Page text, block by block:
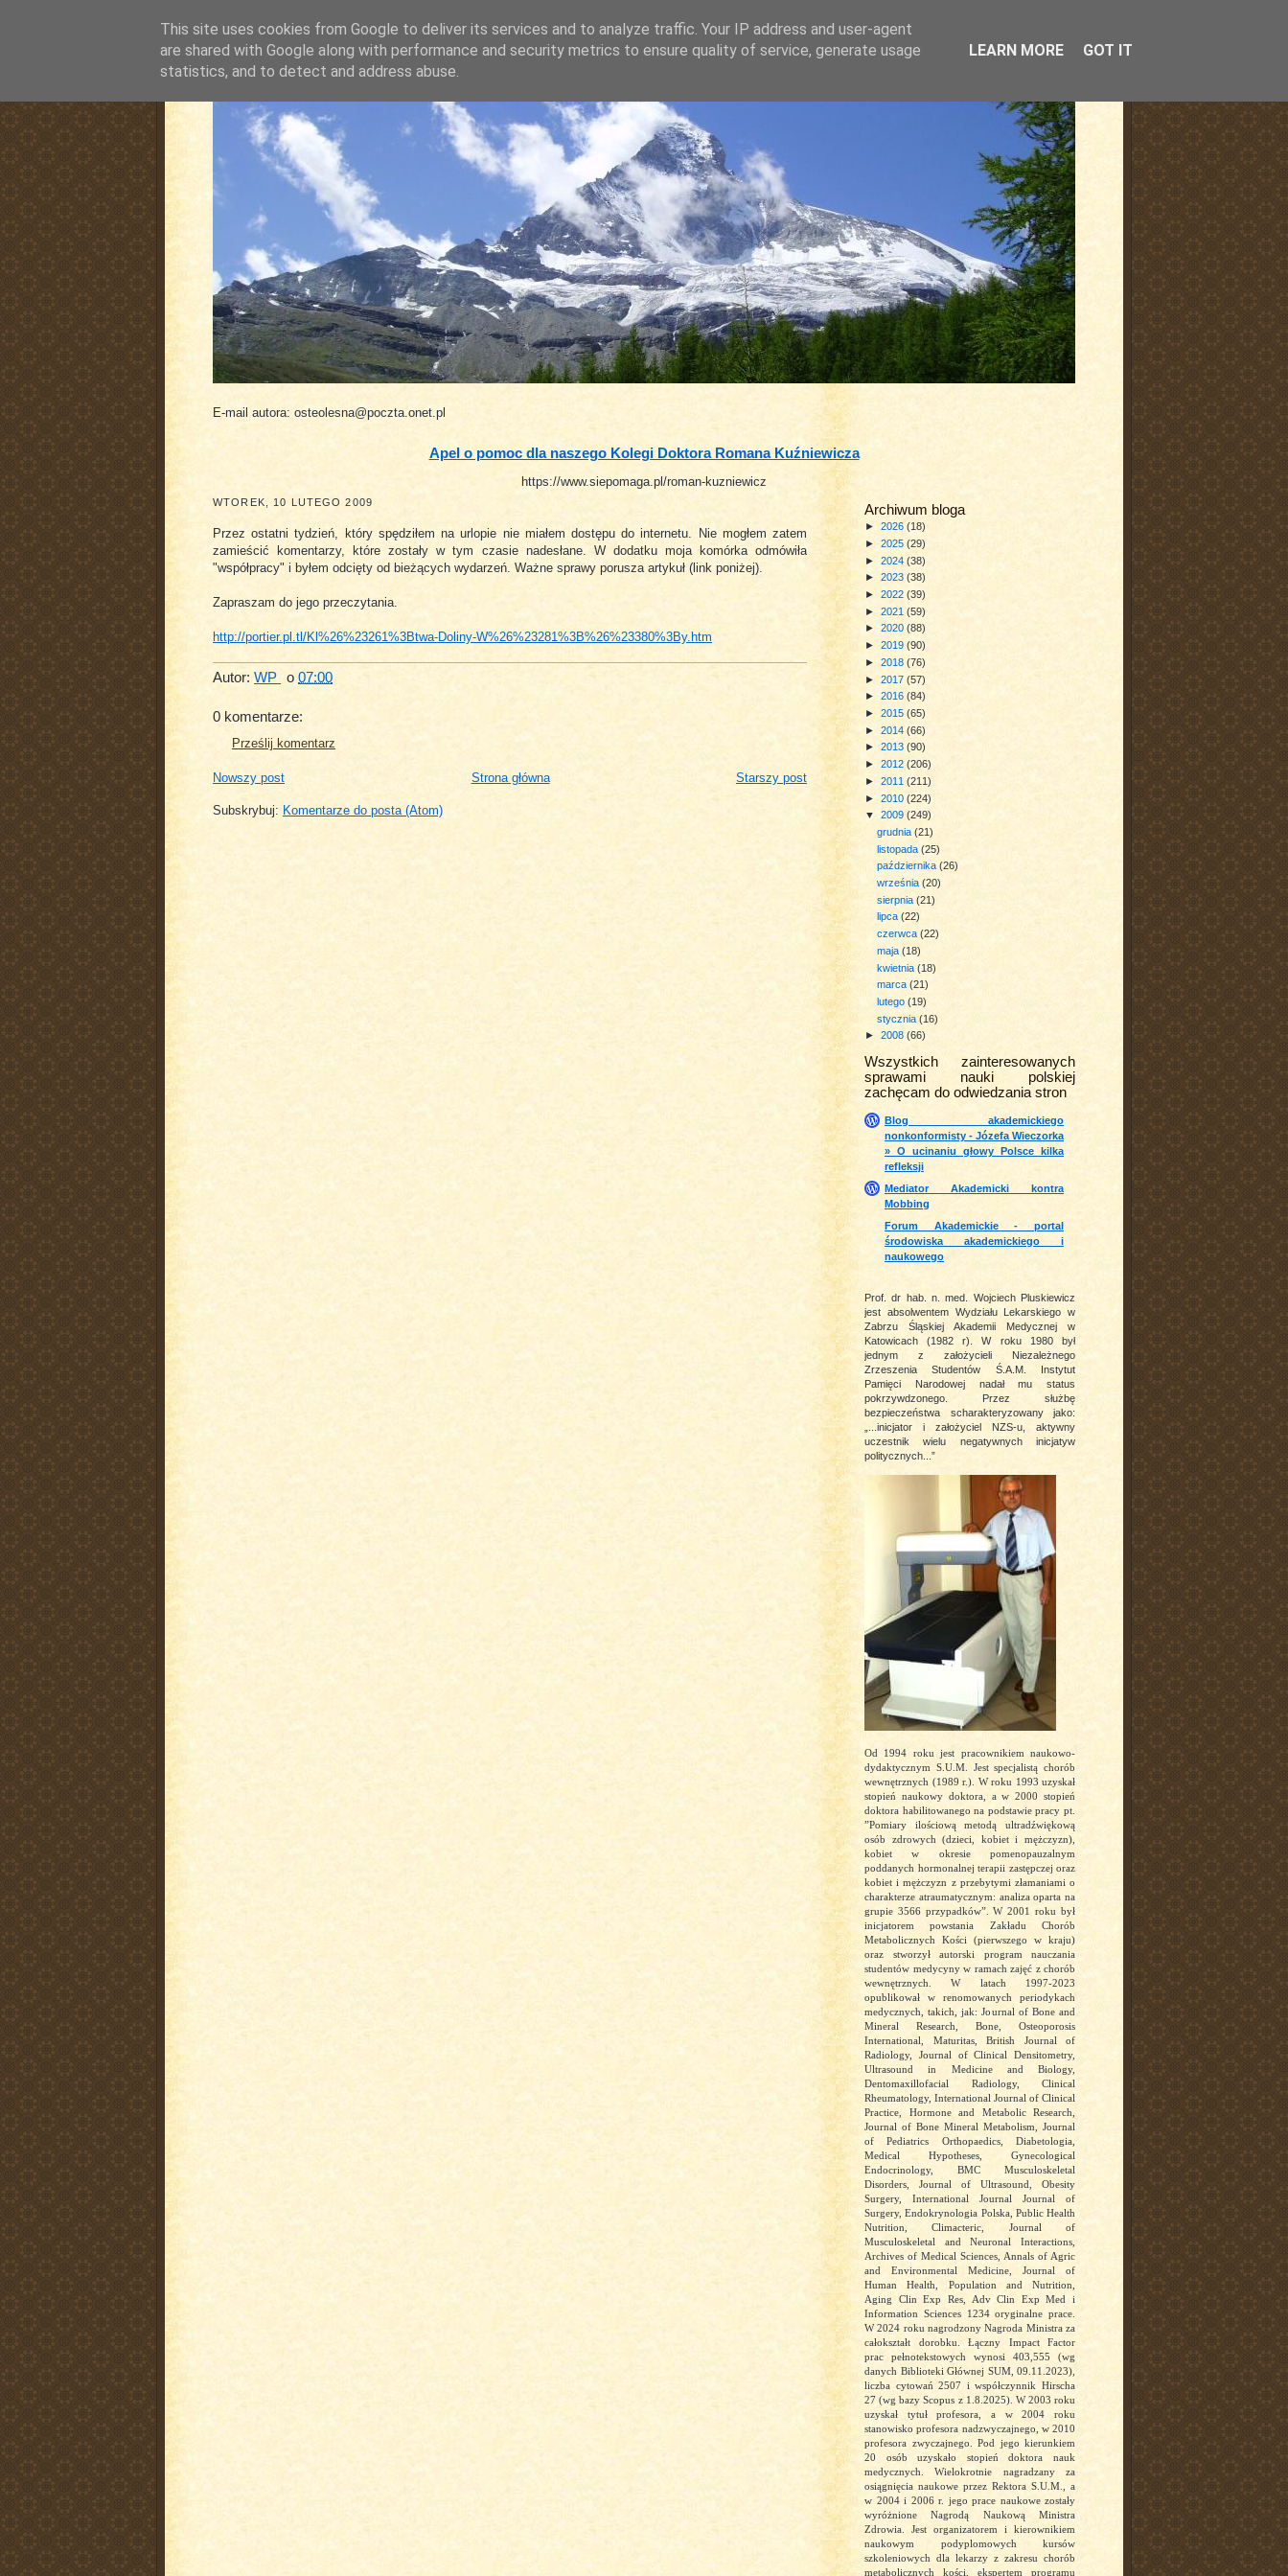
pluskiewicz.blogspot.com
E-mail autora: osteolesna@poczta.onet.pl
Apel o pomoc dla naszego Kolegi Doktora Romana Kuźniewicza
https://www.siepomaga.pl/roman-kuzniewicz
Archiwum bloga
► 2026 (18)
► 2025 (29)
► 2024 (38)
► 2023 (38)
► 2022 (39)
► 2021 (59)
► 2020 (88)
► 2019 (90)
► 2018 (76)
► 2017 (57)
► 2016 (84)
► 2015 (65)
► 2014 (66)
► 2013 (90)
► 2012 (206)
► 2011 (211)
► 2010 (224)
▼ 2009 (249)
grudnia(21)
listopada(25)
października(26)
września(20)
sierpnia(21)
lipca(22)
czerwca(22)
maja(18)
kwietnia(18)
marca(21)
lutego(19)
stycznia(16)
► 2008 (66)
Wszystkich zainteresowanych
sprawami nauki polskiej
zachęcam do odwiedzania stron
Blog akademickiego
nonkonformisty - Józefa Wieczorka
» O ucinaniu głowy Polsce kilka
refleksji
Mediator Akademicki kontra
Mobbing
Forum Akademickie - portal
środowiska akademickiego i
naukowego
Prof. dr hab. n. med. Wojciech Pluskiewicz
jest absolwentem Wydziału Lekarskiego w
Zabrzu Śląskiej Akademii Medycznej w
Katowicach (1982 r). W roku 1980 był
jednym z założycieli Niezależnego
Zrzeszenia Studentów Ś.A.M. Instytut
Pamięci Narodowej nadał mu status
pokrzywdzonego. Przez służbę
bezpieczeństwa scharakteryzowany jako:
„...inicjator i założyciel NZS-u, aktywny
uczestnik wielu negatywnych inicjatyw
politycznych...”
Od 1994 roku jest pracownikiem naukowo-
dydaktycznym S.U.M. Jest specjalistą chorób
wewnętrznych (1989 r.). W roku 1993 uzyskał
stopień naukowy doktora, a w 2000 stopień
doktora habilitowanego na podstawie pracy pt.
”Pomiary ilościową metodą ultradźwiękową
osób zdrowych (dzieci, kobiet i mężczyzn),
kobiet w okresie pomenopauzalnym
poddanych hormonalnej terapii zastępczej oraz
kobiet i mężczyzn z przebytymi złamaniami o
charakterze atraumatycznym: analiza oparta na
grupie 3566 przypadków”. W 2001 roku był
inicjatorem powstania Zakładu Chorób
Metabolicznych Kości (pierwszego w kraju)
oraz stworzył autorski program nauczania
studentów medycyny w ramach zajęć z chorób
wewnętrznych. W latach 1997-2023
opublikował w renomowanych periodykach
medycznych, takich, jak: Journal of Bone and
Mineral Research, Bone, Osteoporosis
International, Maturitas, British Journal of
Radiology, Journal of Clinical Densitometry,
Ultrasound in Medicine and Biology,
Dentomaxillofacial Radiology, Clinical
Rheumatology, International Journal of Clinical
Practice, Hormone and Metabolic Research,
Journal of Bone Mineral Metabolism, Journal
of Pediatrics Orthopaedics, Diabetologia,
Medical Hypotheses, Gynecological
Endocrinology, BMC Musculoskeletal
Disorders, Journal of Ultrasound, Obesity
Surgery, International Journal Journal of
Surgery, Endokrynologia Polska, Public Health
Nutrition, Climacteric, Journal of
Musculoskeletal and Neuronal Interactions,
Archives of Medical Sciences, Annals of Agric
and Environmental Medicine, Journal of
Human Health, Population and Nutrition,
Aging Clin Exp Res, Adv Clin Exp Med i
Information Sciences 1234 oryginalne prace.
W 2024 roku nagrodzony Nagroda Ministra za
całokształt dorobku. Łączny Impact Factor
prac pełnotekstowych wynosi 403,555 (wg
danych Biblioteki Głównej SUM, 09.11.2023),
liczba cytowań 2507 i współczynnik Hirscha
27 (wg bazy Scopus z 1.8.2025). W 2003 roku
uzyskał tytuł profesora, a w 2004 roku
stanowisko profesora nadzwyczajnego, w 2010
profesora zwyczajnego. Pod jego kierunkiem
20 osób uzyskało stopień doktora nauk
medycznych. Wielokrotnie nagradzany za
osiągnięcia naukowe przez Rektora S.U.M., a
w 2004 i 2006 r. jego prace naukowe zostały
wyróżnione Nagrodą Naukową Ministra
Zdrowia. Jest organizatorem i kierownikiem
naukowym podyplomowych kursów
szkoleniowych dla lekarzy z zakresu chorób
metabolicznych kości, ekspertem programu
WTOREK, 10 LUTEGO 2009
Przez ostatni tydzień, który spędziłem na urlopie nie miałem dostępu do internetu. Nie mogłem zatem
zamieścić komentarzy, które zostały w tym czasie nadesłane. W dodatku moja komórka odmówiła
"współpracy" i byłem odcięty od bieżących wydarzeń. Ważne sprawy porusza artykuł (link poniżej).
Zapraszam do jego przeczytania.
http://portier.pl.tl/Kl%26%23261%3Btwa-Doliny-W%26%23281%3B%26%23380%3By.htm
Autor: WP o 07:00
0 komentarze:
Prześlij komentarz
Nowszy post Starszy post
Strona główna
Subskrybuj: Komentarze do posta (Atom)
This site uses cookies from Google to deliver its services and to analyze traffic. Your IP address and user-agent
are shared with Google along with performance and security metrics to ensure quality of service, generate usage
statistics, and to detect and address abuse.
LEARN MORE GOT IT